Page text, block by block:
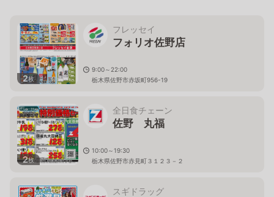
2枚
フレッセイ
フォリオ佐野店
9:00～22:00
栃木県佐野市赤坂町956-19
2枚
全日食チェーン
佐野 丸福
10:00～19:30
栃木県佐野市赤見町３１２３－２
スギドラッグ